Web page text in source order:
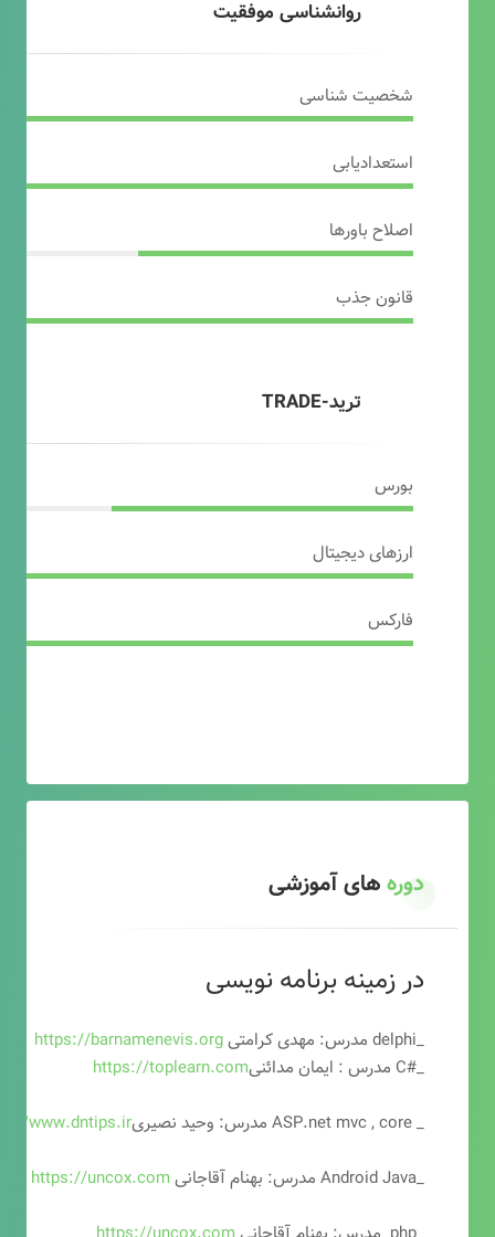
روانشناسی موفقیت
شخصیت شناسی
استعدادیابی
اصلاح باورها
قانون جذب
ترید-TRADE
بورس
ارزهای دیجیتال
فارکس
دورههای آموزشی
در زمینه برنامه نویسی
_delphi مدرس: مهدی کرامتی
https://barnamenevis.org
_#C مدرس : ایمان مدائنی
https://toplearn.com
_ ASP.net mvc , core مدرس: وحید نصیری
www.dntips.ir
_Android Java مدرس: بهنام آقاجانی
https://uncox.com